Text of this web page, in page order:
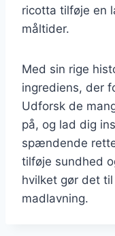
ricotta tilføje en
måltider.
Med sin rige
ingrediens, der
Udforsk de
på, og lad dig
spændende
tilføje sundhed
hvilket gør det
madlavning.